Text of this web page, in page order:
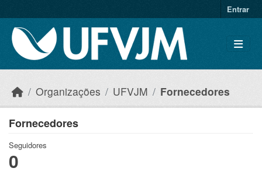
Entrar
Organizações UFVJM Fornecedores
Fornecedores
Seguidores
0